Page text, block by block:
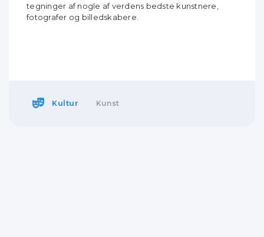
tegninger af nogle af verdens bedste kunstnere,
fotografer og billedskabere.
Kultur Kunst